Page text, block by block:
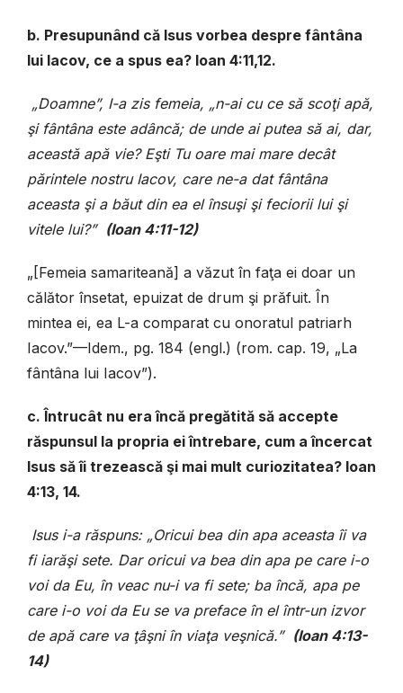
b. Presupunând că Isus vorbea despre fântâna
lui Iacov, ce a spus ea? Ioan 4:11,12.
„Doamne”, I-a zis femeia, „n-ai cu ce să scoţi apă,
şi fântâna este adâncă; de unde ai putea să ai, dar,
această apă vie? Eşti Tu oare mai mare decât
părintele nostru Iacov, care ne-a dat fântâna
aceasta şi a băut din ea el însuşi şi feciorii lui şi
vitele lui?” (Ioan 4:11-12)
„[Femeia samariteană] a văzut în faţa ei doar un
călător însetat, epuizat de drum şi prăfuit. În
mintea ei, ea L-a comparat cu onoratul patriarh
Iacov.”—Idem., pg. 184 (engl.) (rom. cap. 19, „La
fântâna lui Iacov”).
c. Întrucât nu era încă pregătită să accepte
răspunsul la propria ei întrebare, cum a încercat
Isus să îi trezească şi mai mult curiozitatea? Ioan
4:13, 14.
Isus i-a răspuns: „Oricui bea din apa aceasta îi va
fi iarăşi sete. Dar oricui va bea din apa pe care i-o
voi da Eu, în veac nu-i va fi sete; ba încă, apa pe
care i-o voi da Eu se va preface în el într-un izvor
de apă care va ţâşni în viaţa veşnică.” (Ioan 4:13-
14)